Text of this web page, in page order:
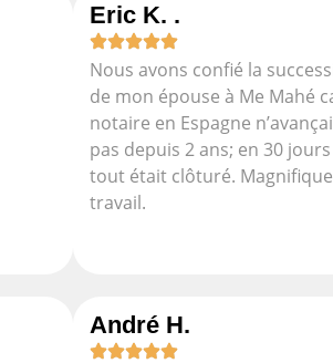
Eric K. .
Nous avons confié la
de mon épouse à Me Mahé
notaire en Espagne
pas depuis 2 ans; en 30 jours
tout était clôturé. Magnifique
travail.
André H.